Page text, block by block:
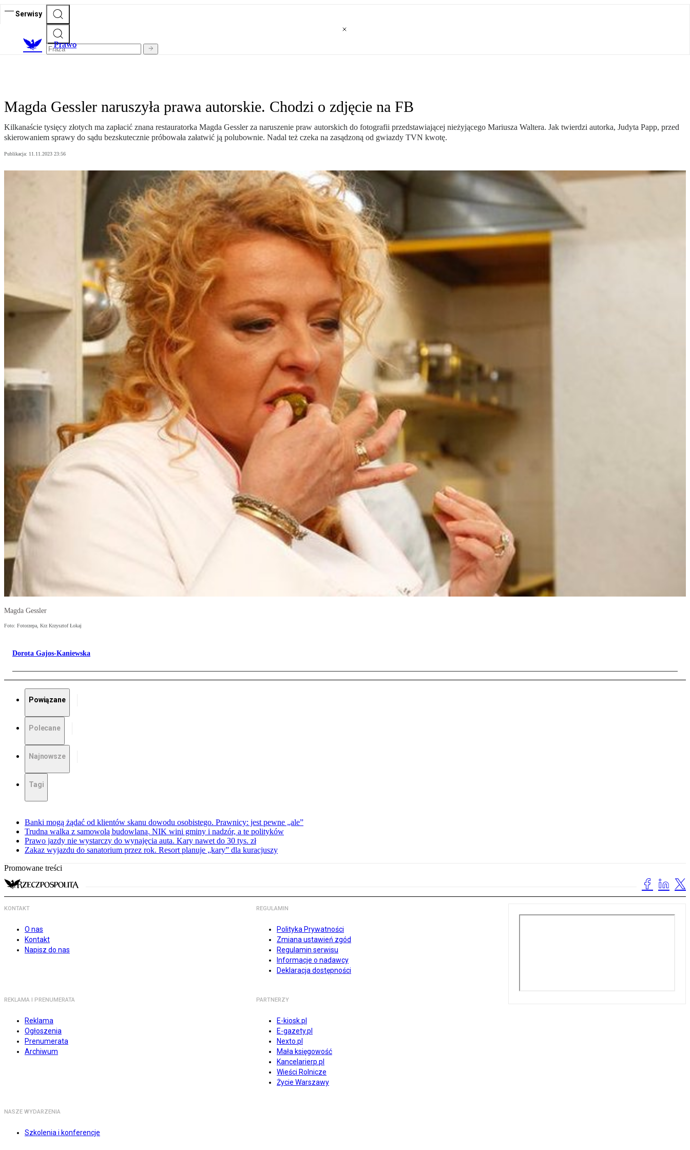
Serwisy
Prawo
Magda Gessler naruszyła prawa autorskie. Chodzi o zdjęcie na FB
Kilkanaście tysięcy złotych ma zapłacić znana restauratorka Magda Gessler za naruszenie praw autorskich do fotografii przedstawiającej nieżyjącego Mariusza Waltera. Jak twierdzi autorka, Judyta Papp, przed
skierowaniem sprawy do sądu bezskutecznie próbowała załatwić ją polubownie. Nadal też czeka na zasądzoną od gwiazdy TVN kwotę.
Publikacja: 11.11.2023 23:56
Magda Gessler
Foto: Fotorzepa, Krz Krzysztof Łokaj
Dorota Gajos-Kaniewska
Powiązane
Polecane
Najnowsze
Tagi
Banki mogą żądać od klientów skanu dowodu osobistego. Prawnicy: jest pewne „ale”
Trudna walka z samowolą budowlaną. NIK wini gminy i nadzór, a te polityków
Prawo jazdy nie wystarczy do wynajęcia auta. Kary nawet do 30 tys. zł
Zakaz wyjazdu do sanatorium przez rok. Resort planuje „kary” dla kuracjuszy
Promowane treści
KONTAKT
O nas
Kontakt
Napisz do nas
REGULAMIN
Polityka Prywatności
Zmiana ustawień zgód
Regulamin serwisu
Informacje o nadawcy
Deklaracja dostępności
REKLAMA I PRENUMERATA
Reklama
Ogłoszenia
Prenumerata
Archiwum
PARTNERZY
E-kiosk.pl
E-gazety.pl
Nexto.pl
Mała księgowość
Kancelarierp.pl
Wieści Rolnicze
Życie Warszawy
NASZE WYDARZENIA
Szkolenia i konferencje